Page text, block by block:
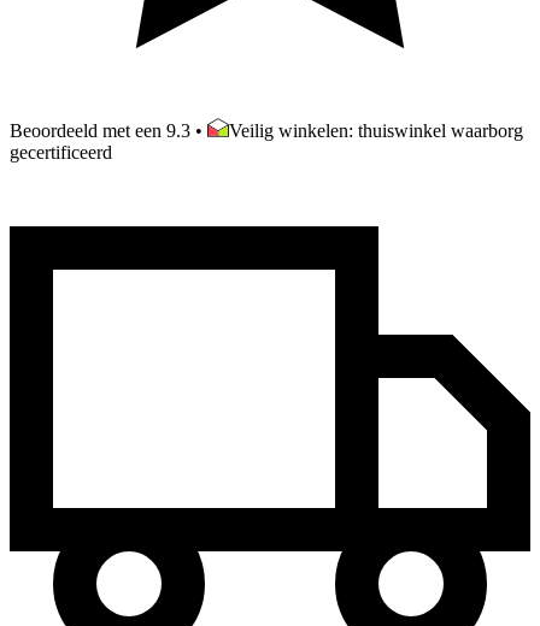
Beoordeeld met een 9.3 •
Veilig winkelen: thuiswinkel waarborg
gecertificeerd